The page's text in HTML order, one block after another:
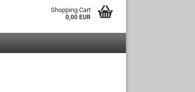
Shopping Cart
0,00 EUR